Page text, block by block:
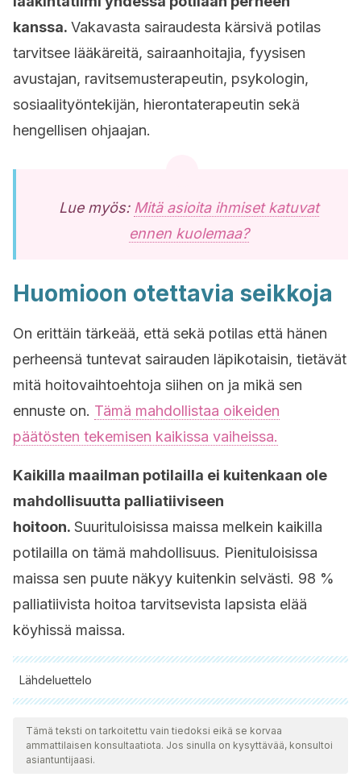
kanssa. Vakavasta sairaudesta kärsivä potilas
tarvitsee lääkäreitä, sairaanhoitajia, fyysisen
avustajan, ravitsemusterapeutin, psykologin,
sosiaalityöntekijän, hierontaterapeutin sekä
hengellisen ohjaajan.
Lue myös: Mitä asioita ihmiset katuvat
ennen kuolemaa?
Huomioon otettavia seikkoja
On erittäin tärkeää, että sekä potilas että hänen
perheensä tuntevat sairauden läpikotaisin, tietävät
mitä hoitovaihtoehtoja siihen on ja mikä sen
ennuste on. Tämä mahdollistaa oikeiden
päätösten tekemisen kaikissa vaiheissa.
Kaikilla maailman potilailla ei kuitenkaan ole
mahdollisuutta palliatiiviseen
hoitoon. Suurituloisissa maissa melkein kaikilla
potilailla on tämä mahdollisuus. Pienituloisissa
maissa sen puute näkyy kuitenkin selvästi. 98 %
palliatiivista hoitoa tarvitsevista lapsista elää
köyhissä maissa.
Lähdeluettelo
Kaikki lainatut lähteet tarkistettiin perusteellisesti tiimimme
toimesta varmistaaksemme niiden laadun, luotettavuuden,
ajantasaisuuden ja pätevyyden. Tämän artikkelin bibliografia
Tämä teksti on tarkoitettu vain tiedoksi eikä se korvaa
ammattilaisen konsultaatiota. Jos sinulla on kysyttävää, konsultoi
asiantuntijaasi.